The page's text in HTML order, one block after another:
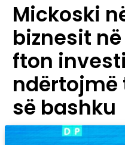
Mickoski
biznesit
fton
ndërtojmë
së bashku